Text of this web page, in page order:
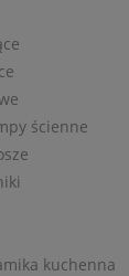
ścienne
kuchenna